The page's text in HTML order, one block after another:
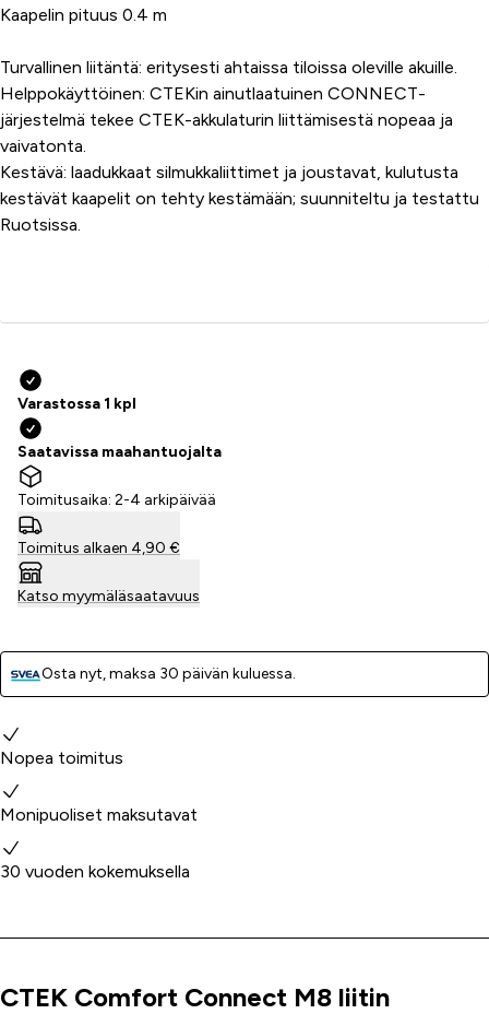
Kaapelin pituus 0.4 m
Turvallinen liitäntä: eritysesti ahtaissa tiloissa oleville akuille.
Helppokäyttöinen: CTEKin ainutlaatuinen CONNECT-
järjestelmä tekee CTEK-akkulaturin liittämisestä nopeaa ja
vaivatonta.
Kestävä: laadukkaat silmukkaliittimet ja joustavat, kulutusta
kestävät kaapelit on tehty kestämään; suunniteltu ja testattu
Ruotsissa.
Varastossa 1 kpl
Saatavissa maahantuojalta
Toimitusaika: 2-4 arkipäivää
Toimitus alkaen 4,90 €
Katso myymäläsaatavuus
Osta nyt, ­maksa 30 päivän kuluessa.
Miksi valita meidät?
Nopea toimitus
Monipuoliset maksutavat
30 vuoden kokemuksella
Tuoteinfo
CTEK Comfort Connect M8 liitin